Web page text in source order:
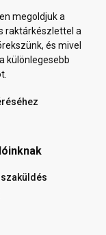
megoldjuk a
raktárkészlettel a
és mivel
különlegesebb